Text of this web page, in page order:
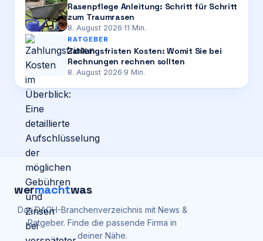
Rasenpflege Anleitung: Schritt für Schritt
zum Traumrasen
8. August 2026·11 Min.
RATGEBER
Zahlungsfristen Kosten: Womit Sie bei
Rechnungen rechnen sollten
8. August 2026·9 Min.
wermachtwas
Das DACH-Branchenverzeichnis mit News &
Ratgeber. Finde die passende Firma in
deiner Nähe.